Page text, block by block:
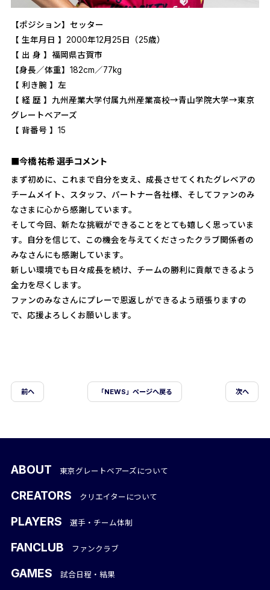
【ポジション】セッター
【 生年月日 】2000年12月25日（25歳）
【 出 身 】福岡県古賀市
【身長／体重】182cm／77kg
【 利き腕 】左
【 経 歴 】九州産業大学付属九州産業高校→青山学院大学→東京
グレートベアーズ
【 背番号 】15
■今橋 祐希 選手コメント
まず初めに、これまで自分を支え、成長させてくれたグレベアの
チームメイト、スタッフ、パートナー各社様、そしてファンのみ
なさまに心から感謝しています。
そして今回、新たな挑戦ができることをとても嬉しく思っていま
す。自分を信じて、この機会を与えてくださったクラブ関係者の
みなさんにも感謝しています。
新しい環境でも日々成長を続け、チームの勝利に貢献できるよう
全力を尽くします。
ファンのみなさんにプレーで恩返しができるよう頑張りますの
で、応援よろしくお願いします。
前ヘ 「NEWS」ページへ戻る 次へ
ABOUT 東京グレートベアーズについて
CREATORS クリエイターについて
PLAYERS 選手・チーム体制
FANCLUB ファンクラブ
GAMES 試合日程・結果